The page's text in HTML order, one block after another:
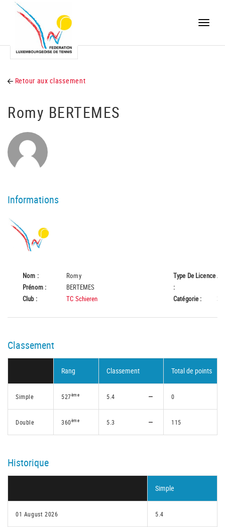
Toggle
Retour aux classement
Romy BERTEMES
Informations
Nom :
Romy
Prénom :
BERTEMES
Club :
TC Schieren
Type De Licence
:
A
Catégorie :
Classement
Rang Classement Total de points
Simple 527ème 5.4 0
Double 360ème 5.3 115
Historique
Simple
01 August 2026 5.4